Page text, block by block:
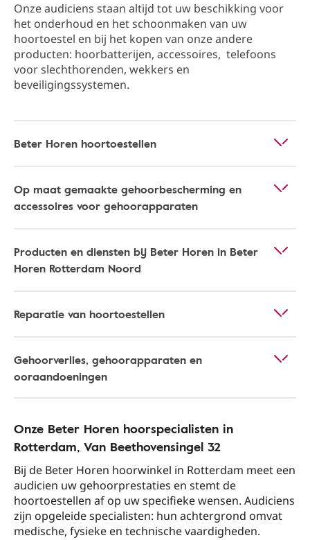
Onze audiciens staan altijd tot uw beschikking ​​voor
het onderhoud en het schoonmaken van uw
hoortoestel en bij het kopen van onze andere
producten: hoorbatterijen, accessoires, telefoons
voor slechthorenden, wekkers en
beveiligingssystemen.
Beter Horen hoortoestellen
Op maat gemaakte gehoorbescherming en
accessoires voor gehoorapparaten
Producten en diensten bij Beter Horen in Beter
Horen Rotterdam Noord
Reparatie van hoortoestellen
Gehoorverlies, gehoorapparaten en
ooraandoeningen
Onze Beter Horen hoorspecialisten in
Rotterdam​, Van Beethovensingel 32​
Bij de Beter Horen hoorwinkel in Rotterdam​ meet een
audicien uw gehoorprestaties en stemt de
hoortoestellen af op uw specifieke wensen. Audiciens
zijn opgeleide specialisten: hun achtergrond omvat
medische, fysieke en technische vaardigheden.